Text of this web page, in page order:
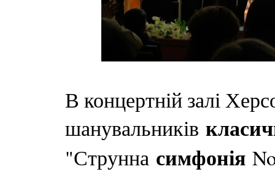
В концертній залі
шанувальників
"Струнна симфонія